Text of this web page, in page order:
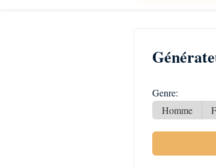
Genre:
Homme